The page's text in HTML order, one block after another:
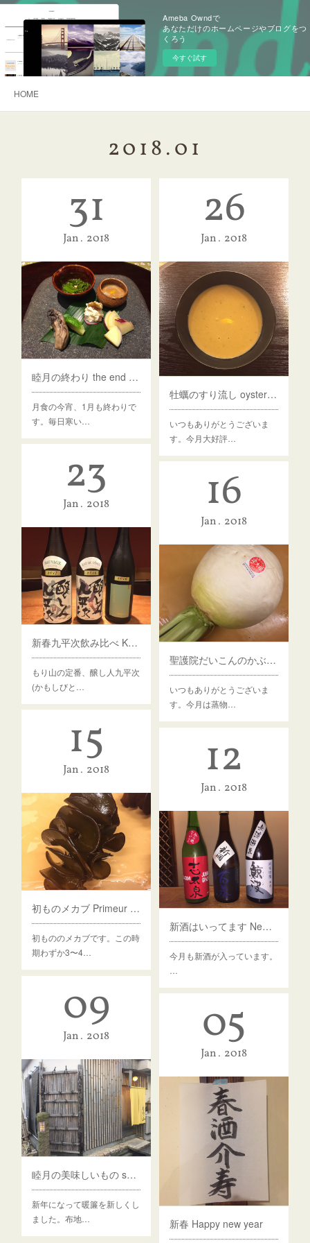
Ameba Owndで
あなただけのホームページやブログをつ
くろう
今すぐ試す
HOME
2018.01
31
Jan 2018
睦月の終わり the end of January
月食の今宵、1月も終わりで
す。毎日寒い…
26
Jan 2018
牡蠣のすり流し oyster soup
いつもありがとうございま
す。今月大好評…
23
Jan 2018
新春九平次飲み比べ Kuheiji tasting
もり山の定番、醸し人九平次
(かもしびと…
16
Jan 2018
聖護院だいこんのかぶら蒸し traditional radish
いつもありがとうございま
す。今月は蒸物…
15
Jan 2018
初ものメカブ Primeur "mekabu"
初もののメカブです。この時
期わずか3〜4…
12
Jan 2018
新酒はいってます New sake arrived
今月も新酒が入っています。
09
Jan 2018
睦月の美味しいもの seasonal food in January
新年になって暖簾を新しくし
ました。布地…
05
Jan 2018
新春 Happy new year